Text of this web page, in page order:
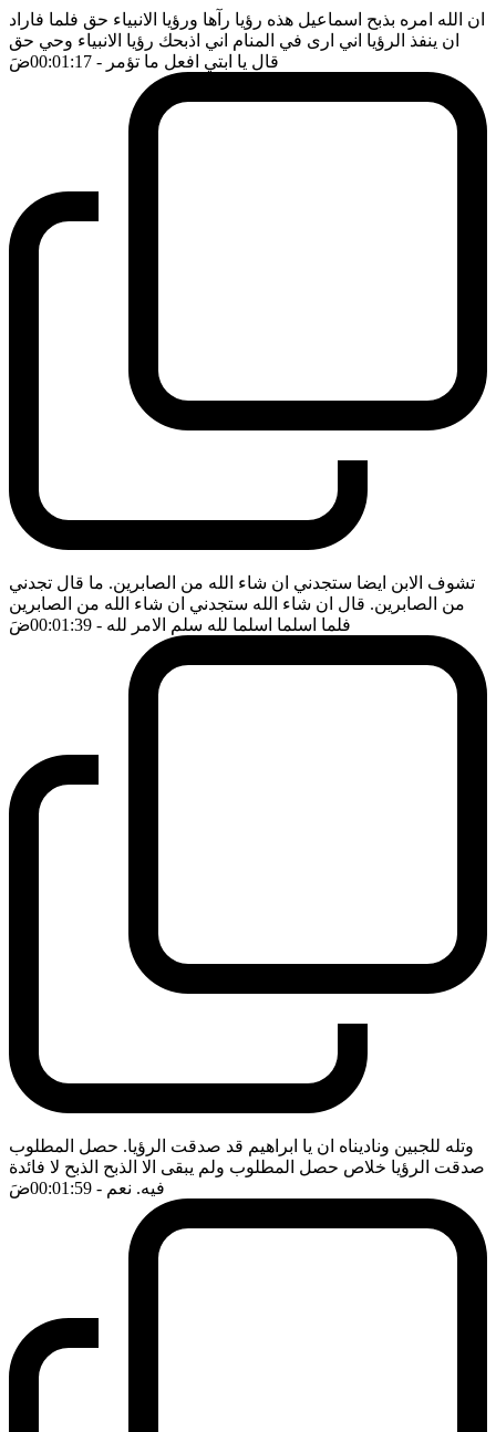
ان الله امره بذبح اسماعيل هذه رؤيا رآها ورؤيا الانبياء حق فلما فاراد
ان ينفذ الرؤيا اني ارى في المنام اني اذبحك رؤيا الانبياء وحي حق
قال يا ابتي افعل ما تؤمر - 00:01:17 ضَ
تشوف الابن ايضا ستجدني ان شاء الله من الصابرين. ما قال تجدني
من الصابرين. قال ان شاء الله ستجدني ان شاء الله من الصابرين
فلما اسلما اسلما لله سلم الامر لله - 00:01:39 ضَ
وتله للجبين وناديناه ان يا ابراهيم قد صدقت الرؤيا. حصل المطلوب
صدقت الرؤيا خلاص حصل المطلوب ولم يبقى الا الذبح الذبح لا فائدة
فيه. نعم - 00:01:59 ضَ